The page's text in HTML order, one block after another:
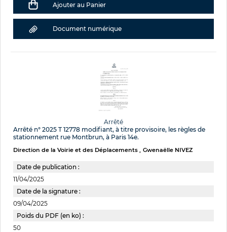
Ajouter au Panier
Document numérique
Arrêté
Arrêté n° 2025 T 12778 modifiant, à titre provisoire, les règles de
stationnement rue Montbrun, à Paris 14e.
Direction de la Voirie et des Déplacements Gwenaëlle NIVEZ
Date de publication :
11/04/2025
Date de la signature :
09/04/2025
Poids du PDF (en ko) :
50